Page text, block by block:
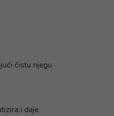
čistu njegu
i daje